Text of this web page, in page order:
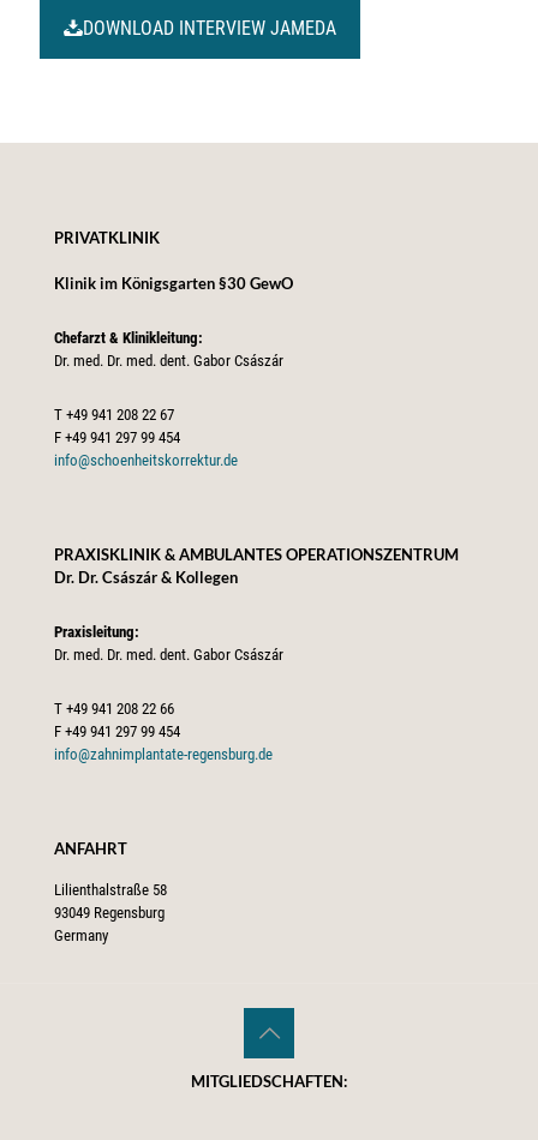
DOWNLOAD INTERVIEW JAMEDA
PRIVATKLINIK
Klinik im Königsgarten §30 GewO
Chefarzt & Klinikleitung:
Dr. med. Dr. med. dent. Gabor Császár
T +49 941 208 22 67
F +49 941 297 99 454
info@schoenheitskorrektur.de
PRAXISKLINIK & AMBULANTES OPERATIONSZENTRUM
Dr. Dr. Császár & Kollegen
Praxisleitung:
Dr. med. Dr. med. dent. Gabor Császár
T +49 941 208 22 66
F +49 941 297 99 454
info@zahnimplantate-regensburg.de
ANFAHRT
Lilienthalstraße 58
93049 Regensburg
Germany
MITGLIEDSCHAFTEN: